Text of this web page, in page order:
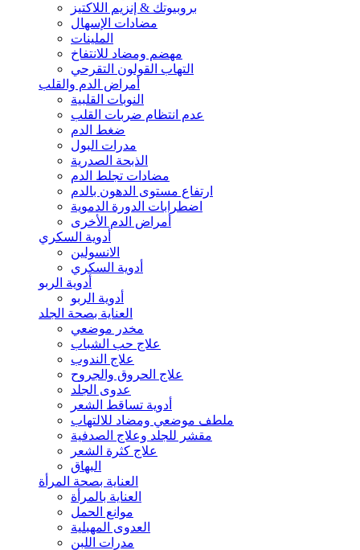
بروبيوتك & إنزيم اللاكتيز
مضادات الإسهال
الملينات
مهضم ومضاد للانتفاخ
التهاب القولون التقرحي
أمراض الدم والقلب
النوبات القلبية
عدم انتظام ضربات القلب
ضغط الدم
مدرات البول
الذبحة الصدرية
مضادات تجلط الدم
ارتفاع مستوى الدهون بالدم
اضطرابات الدورة الدموية
أمراض الدم الأخرى
أدوية السكري
الانسولين
أدوية السكري
أدوية الربو
أدوية الربو
العناية بصحة الجلد
مخدر موضعي
علاج حب الشباب
علاج الندوب
علاج الحروق والجروح
عدوى الجلد
أدوية تساقط الشعر
ملطف موضعي ومضاد للالتهاب
مقشر للجلد وعلاج الصدفية
علاج كثرة الشعر
البهاق
العناية بصحة المرأة
العناية بالمرأة
موانع الحمل
العدوى المهبلية
مدرات اللبن